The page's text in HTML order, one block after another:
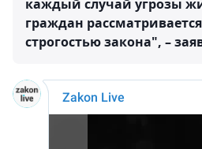
каждый случай угрозы
граждан
строгостью закона", –